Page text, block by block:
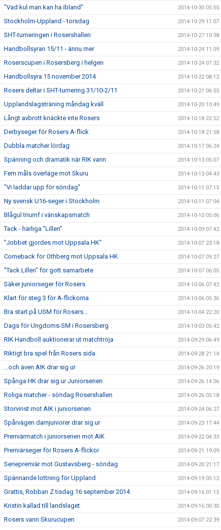
"Vad kul man kan ha ibland" 2014-10-30 05:55
Stockholm-Uppland - torsdag 2014-10-29 11:07
SHT-turneringen i Rosershallen 2014-10-27 10:38
Handbollsyran 15/11 - ännu mer 2014-10-24 11:09
Roserscupen i Rosersberg i helgen 2014-10-24 07:32
Handbollsyra 15 november 2014 2014-10-22 08:12
Rosers deltar i SHT-turnering 31/10-2/11 2014-10-21 06:55
Upplandslagsträning måndag kväll 2014-10-20 10:49
Långt avbrott knäckte inte Rosers 2014-10-18 22:52
Derbyseger för Rosers A-flick 2014-10-18 21:58
Dubbla matcher lördag 2014-10-17 06:24
Spänning och dramatik när RIK vann 2014-10-13 05:07
Fem måls överläge mot Skuru 2014-10-13 04:43
"Vi laddar upp för söndag" 2014-10-11 07:15
Ny svensk U16-seger i Stockholm 2014-10-11 07:04
Blågul triumf i vänskapsmatch 2014-10-10 05:06
Tack - härliga "Lillen" 2014-10-09 07:42
"Jobbet gjordes mot Uppsala HK" 2014-10-07 23:18
Comeback för Othberg mot Uppsala HK 2014-10-07 09:27
"Tack Lillen" för gott samarbete 2014-10-07 06:05
Säker juniorseger för Rosers 2014-10-06 07:42
Klart för steg 3 för A-flickorna 2014-10-06 05:36
Bra start på USM för Rosers... 2014-10-04 22:20
Dags för Ungdoms-SM i Rosersberg 2014-10-03 05:42
RIK Handboll auktionerar ut matchtröja 2014-09-29 06:49
Riktigt bra spel från Rosers sida 2014-09-28 21:14
...och även AIK drar sig ur 2014-09-26 20:19
Spånga HK drar sig ur Juniorserien 2014-09-26 14:06
Roliga matcher - söndag Rosershallen 2014-09-26 05:18
Storvinst mot AIK i juniorserien 2014-09-24 06:27
Spårvägen damjuniorer drar sig ur 2014-09-23 17:44
Premiärmatch i juniorserien mot AIK 2014-09-22 04:33
Premiärseger för Rosers A-flickor 2014-09-21 19:09
Seriepremiär mot Gustavsberg - söndag 2014-09-20 21:17
Spännande lottning för Uppland 2014-09-19 05:12
Grattis, Robban Z tisdag 16 september 2014 2014-09-16 01:15
Kristin kallad till landslaget 2014-09-16 00:30
Rosers vann Skurucupen 2014-09-07 22:39